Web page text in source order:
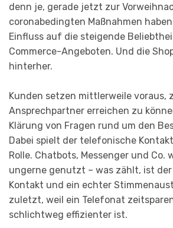
denn je, gerade jetzt zur
coronabedingten Maßnahmen
Einfluss auf die steigende
Commerce-Angeboten. Und die
hinterher.
Kunden setzen mittlerweile voraus,
Ansprechpartner erreichen zu
Klärung von Fragen rund um den
Dabei spielt der telefonische
Rolle. Chatbots, Messenger und Co.
ungerne genutzt – was zählt, ist
Kontakt und ein echter
zuletzt, weil ein Telefonat
schlichtweg effizienter ist.